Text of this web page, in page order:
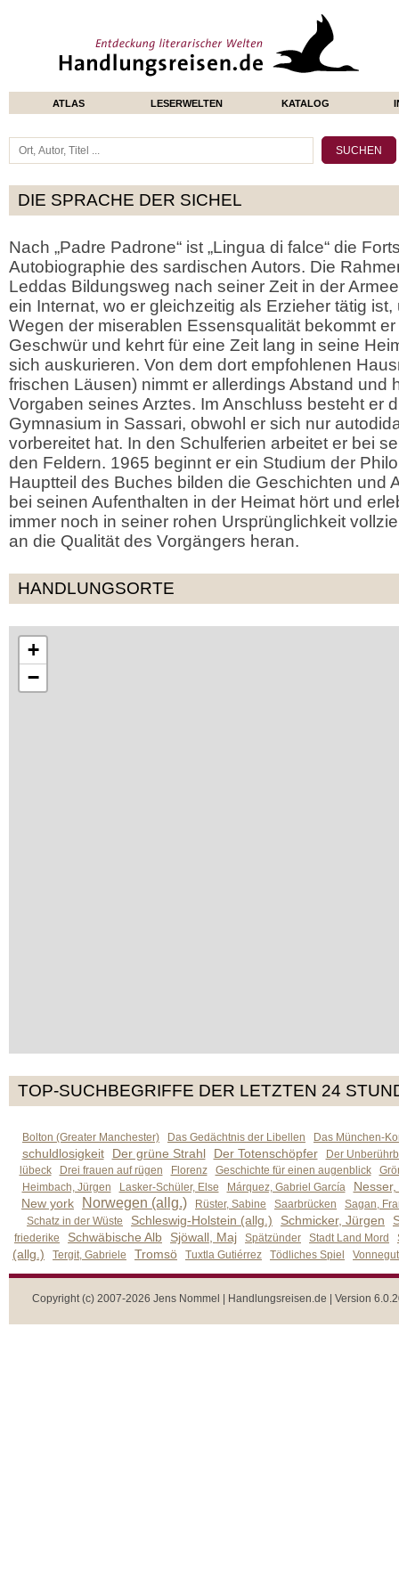
ATLAS LESERWELTEN KATALOG
DIE SPRACHE DER SICHEL
Nach „Padre Padrone“ ist „Lingua di falce“ die
Autobiographie des sardischen Autors. Die
Leddas Bildungsweg nach seiner Zeit in der
ein Internat, wo er gleichzeitig als Erzieher tätig
Wegen der miserablen Essensqualität bekommt
Geschwür und kehrt für eine Zeit lang in seine
sich auskurieren. Von dem dort empfohlenen
frischen Läusen) nimmt er allerdings Abstand und
Vorgaben seines Arztes. Im Anschluss besteht er
Gymnasium in Sassari, obwohl er sich nur
vorbereitet hat. In den Schulferien arbeitet er bei
den Feldern. 1965 beginnt er ein Studium der
Hauptteil des Buches bilden die Geschichten und
bei seinen Aufenthalten in der Heimat hört und
immer noch in seiner rohen Ursprünglichkeit
an die Qualität des Vorgängers heran.
HANDLUNGSORTE
+
−
TOP-SUCHBEGRIFFE DER LETZTEN 24
Bolton (Greater Manchester) Das Gedächtnis der Libellen Das München-
schuldlosigkeit Der grüne Strahl Der Totenschöpfer
Der
lübeck
Drei frauen auf rügen Florenz Geschichte für einen augenblick
Heimbach, Jürgen
Lasker-Schüler, Else Márquez, Gabriel García
New york
Norwegen (allg.) Rüster, Sabine Saarbrücken
Sagan,
Schatz in der Wüste
Schleswig-Holstein (allg.) Schmicker, Jürgen
friederike Schwäbische Alb Sjöwall, Maj Spätzünder Stadt Land Mord
(allg.) Tergit, Gabriele Tromsö Tuxtla Gutiérrez Tödliches Spiel
Copyright (c) 2007-2026 Jens Nommel | Handlungsreisen.de | Version